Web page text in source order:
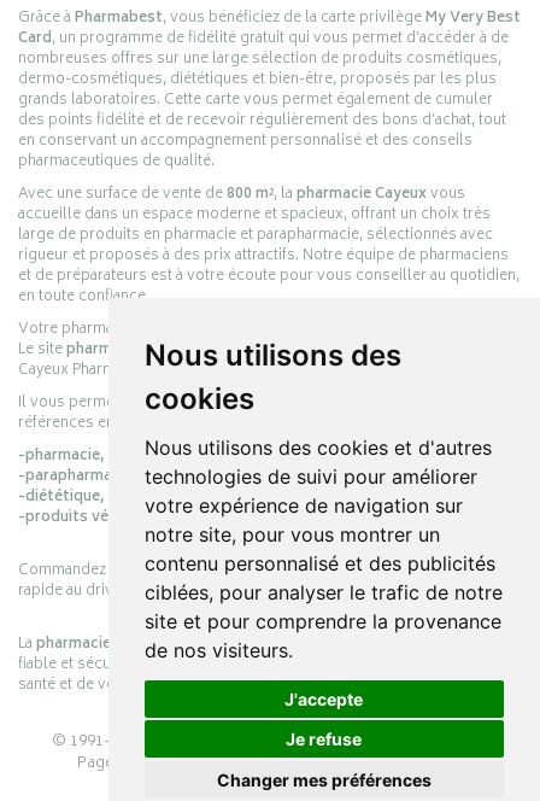
Nous utilisons des
cookies
Nous utilisons des cookies et d'autres
technologies de suivi pour améliorer
votre expérience de navigation sur
notre site, pour vous montrer un
contenu personnalisé et des publicités
ciblées, pour analyser le trafic de notre
site et pour comprendre la provenance
de nos visiteurs.
J'accepte
Je refuse
Changer mes préférences
Grâce àPharmabest, vous bénéficiez de la carte privilègeMy Very Best
Card, un programme de fidélité gratuit qui vous permet d’accéder à de
nombreuses offres sur une large sélection de produits cosmétiques,
dermo-cosmétiques, diététiques et bien-être, proposés par les plus
grands laboratoires. Cette carte vous permet également de cumuler
des points fidélité et de recevoir régulièrement des bons d’achat, tout
en conservant un accompagnement personnalisé et des conseils
pharmaceutiques de qualité.
Avec une surface de vente de800 m², lapharmacie Cayeuxvous
accueille dans un espace moderne et spacieux, offrant un choix très
large de produits en pharmacie et parapharmacie, sélectionnés avec
rigueur et proposés à des prix attractifs. Notre équipe de pharmaciens
et de préparateurs est à votre écoute pour vous conseiller au quotidien,
en toute confiance.
Votre pharmacie en ligne :
Le sitepharmacie-cayeux.frest le prolongement digital de la pharmacie
Cayeux Pharmabest Berck-sur-Mer – Rang-du-Fliers.
Il vous permet de réaliser vos achats en ligne parmi des milliers de
références en :
-pharmacie,
-parapharmacie,
-diététique,
-produits vétérinaires.
Commandez simplement vos produits en ligne et choisissez le retrait
rapide au drive ou la livraison à domicile, en toute simplicité.
Lapharmacie Cayeuxs’engage à vous offrir une expérience pratique,
fiable et sécurisée, en officine comme en ligne, au service de votre
santé et de votre bien-être.
© 1991-2026 PHARMACIE CAYEUX– Tous droits réservés –
Page mise à jour le 03/08/2026 –Pharmacie en ligne
Apotekisto